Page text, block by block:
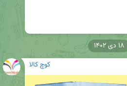
کوچ کالا
۱۸ دی ۱۴۰۲